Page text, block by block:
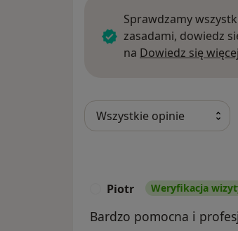
Sprawdzamy
zasadami, dowiedz
na Dowiedz się więcej
Piotr Weryfikacja
Bardzo pomocna i